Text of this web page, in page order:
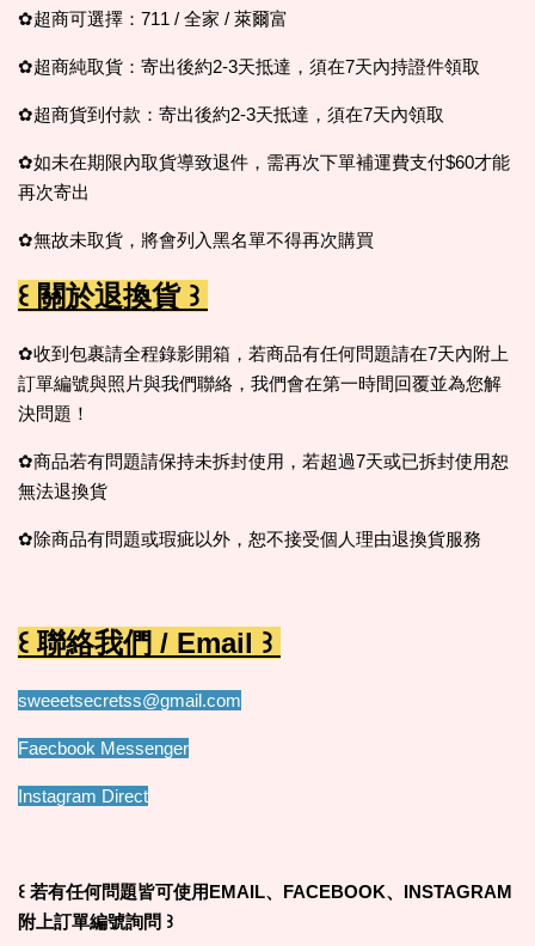
✿超商可選擇：711 / 全家 / 萊爾富
✿超商純取貨：寄出後約2-3天抵達，須在7天內持證件領取
✿超商貨到付款：寄出後約2-3天抵達，須在7天內領取
✿如未在期限內取貨導致退件，需再次下單補運費支付$60才能
再次寄出
✿無故未取貨， 將會列入黑名單不得再次購買
꒰ 關於退換貨 ꒱
✿收到包裹請全程錄影開箱，若商品有任何問題請在7天內附上
訂單編號與照片與我們聯絡，我們會在第一時間回覆並為您解
決問題！
✿商品若有問題請保持未拆封使用，若超過7天或已拆封使用恕
無法退換貨
✿除商品有問題或瑕疵以外，恕不接受個人理由退換貨服務
꒰ 聯絡我們 / Email ꒱
sweeetsecretss@gmail.com
Faecbook Messenger
Instagram Direct
꒰ 若有任何問題皆可使用EMAIL、FACEBOOK、INSTAGRAM
附上訂單編號詢問 ꒱